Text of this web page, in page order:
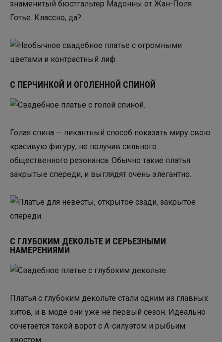
знаменитый бюстгальтер Мадонны от Жан-Поля
Готье. Классно, да?
С ПЕРЧИНКОЙ И ОГОЛЕННОЙ СПИНОЙ
Голая спина — пикантный способ показать миру свою
красивую фигуру, не получив сильного
общественного резонанса. Обычно такие платья
закрытые спереди, и выглядят очень элегантно.
С ГЛУБОКИМ ДЕКОЛЬТЕ И СЕРЬЕЗНЫМИ
НАМЕРЕНИЯМИ
Платья с глубоким декольте стали одним из главных
хитов, и в моде они уже не первый сезон. Идеально
сочетается такой ворот с А-силуэтом и рыбьим
хвостом.